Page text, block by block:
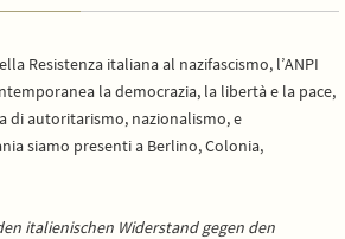
Resistenza italiana al nazifascismo, l’ANPI
la democrazia, la libertà e la pace,
di autoritarismo, nazionalismo, e
siamo presenti a Berlino, Colonia,
italienischen Widerstand gegen den